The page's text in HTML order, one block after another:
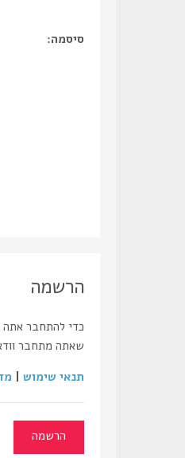
סיסמה:
הרשמה
כדי להתחבר אתה
שאתה מתחבר
תנאי שימוש |
הרשמה